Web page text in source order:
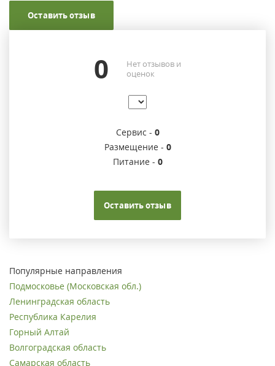
Оставить отзыв
0
Нет отзывов и
оценок
Сервис - 0
Размещение - 0
Питание - 0
Оставить отзыв
Популярные направления
Подмосковье (Московская обл.)
Ленинградская область
Республика Карелия
Горный Алтай
Волгоградская область
Самарская область